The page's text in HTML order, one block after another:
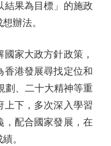
結果為目標」的施政
辦法。
家大政方針政策，
香港發展尋找定位和
劃、二十大精神等重
上下，多次深入學習
，配合國家發展，在
。